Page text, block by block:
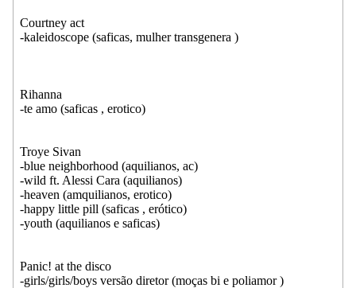
Courtney act
-kaleidoscope (saficas, mulher transgenera )
Rihanna
-te amo (saficas , erotico)
Troye Sivan
-blue neighborhood (aquilianos, ac)
-wild ft. Alessi Cara (aquilianos)
-heaven (amquilianos, erotico)
-happy little pill (saficas , erótico)
-youth (aquilianos e saficas)
Panic! at the disco
-girls/girls/boys versão diretor (moças bi e poliamor )